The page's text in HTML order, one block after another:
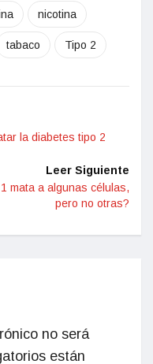
nicotina
tabaco Tipo 2
la diabetes tipo 2
Leer Siguiente
mata a algunas células,
pero no otras?
no será
están